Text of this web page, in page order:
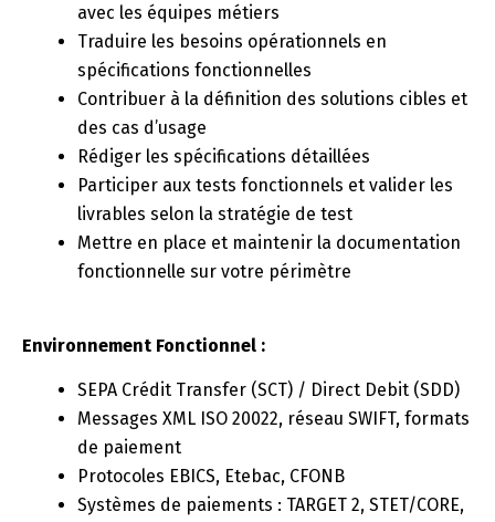
avec les équipes métiers
Traduire les besoins opérationnels en
spécifications fonctionnelles
Contribuer à la définition des solutions cibles et
des cas d’usage
Rédiger les spécifications détaillées
Participer aux tests fonctionnels et valider les
livrables selon la stratégie de test
Mettre en place et maintenir la documentation
fonctionnelle sur votre périmètre
Environnement Fonctionnel :
SEPA Crédit Transfer (SCT) / Direct Debit (SDD)
Messages XML ISO 20022, réseau SWIFT, formats
de paiement
Protocoles EBICS, Etebac, CFONB
Systèmes de paiements : TARGET 2, STET/CORE,